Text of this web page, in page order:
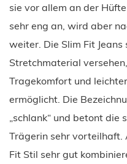
sie vor allem an der
sehr eng an, wird aber
weiter. Die Slim Fit
Stretchmaterial
Tragekomfort und
ermöglicht. Die
„schlank“ und betont
Trägerin sehr vorteilhaft.
Fit Stil sehr gut